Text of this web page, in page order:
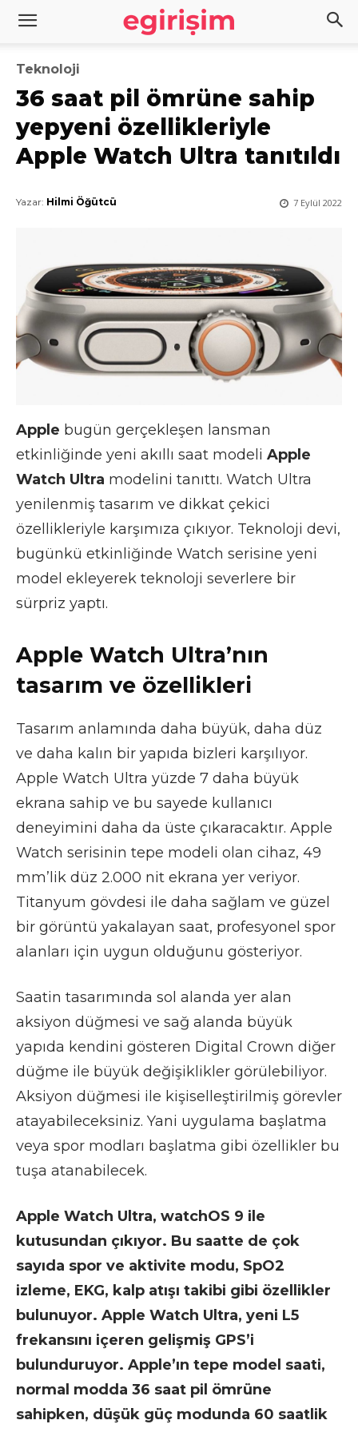
Teknoloji
36 saat pil ömrüne sahip
yepyeni özellikleriyle
Apple Watch Ultra tanıtıldı
7 Eylül 2022
Yazar: Hilmi Öğütcü
Apple bugün gerçekleşen lansman
etkinliğinde yeni akıllı saat modeli Apple
Watch Ultra modelini tanıttı. Watch Ultra
yenilenmiş tasarım ve dikkat çekici
özellikleriyle karşımıza çıkıyor. Teknoloji devi,
bugünkü etkinliğinde Watch serisine yeni
model ekleyerek teknoloji severlere bir
sürpriz yaptı.
Apple Watch Ultra’nın
tasarım ve özellikleri
Tasarım anlamında daha büyük, daha düz
ve daha kalın bir yapıda bizleri karşılıyor.
Apple Watch Ultra yüzde 7 daha büyük
ekrana sahip ve bu sayede kullanıcı
deneyimini daha da üste çıkaracaktır. Apple
Watch serisinin tepe modeli olan cihaz, 49
mm’lik düz 2.000 nit ekrana yer veriyor.
Titanyum gövdesi ile daha sağlam ve güzel
bir görüntü yakalayan saat, profesyonel spor
alanları için uygun olduğunu gösteriyor.
Saatin tasarımında sol alanda yer alan
aksiyon düğmesi ve sağ alanda büyük
yapıda kendini gösteren Digital Crown diğer
düğme ile büyük değişiklikler görülebiliyor.
Aksiyon düğmesi ile kişiselleştirilmiş görevler
atayabileceksiniz. Yani uygulama başlatma
veya spor modları başlatma gibi özellikler bu
tuşa atanabilecek.
Apple Watch Ultra, watchOS 9 ile
kutusundan çıkıyor. Bu saatte de çok
sayıda spor ve aktivite modu, SpO2
izleme, EKG, kalp atışı takibi gibi özellikler
bulunuyor. Apple Watch Ultra, yeni L5
frekansını içeren gelişmiş GPS’i
bulunduruyor. Apple’ın tepe model saati,
normal modda 36 saat pil ömrüne
sahipken, düşük güç modunda 60 saatlik